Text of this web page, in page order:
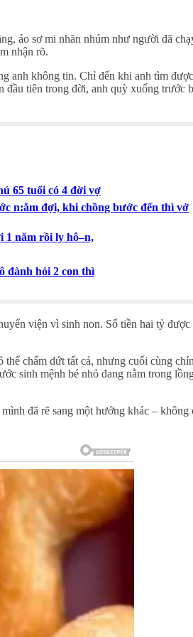
áo sơ mi nhăn nhúm như người đã
nhận rõ.
anh không tin. Chỉ đến khi anh tìm
tiên trong đời, anh quỳ xuống trước
65 tuổi có 4 đời vợ
n:ằm đợi, khi chồng bước đến thì vở
1 năm rồi ly hô–n,
đành hỏi 2 con thì
viện vì sinh non. Số tiền hai tỷ được
chấm dứt tất cả, nhưng cuối cùng
sinh mệnh bé nhỏ đang nằm trong
đã rẽ sang một hướng khác – không